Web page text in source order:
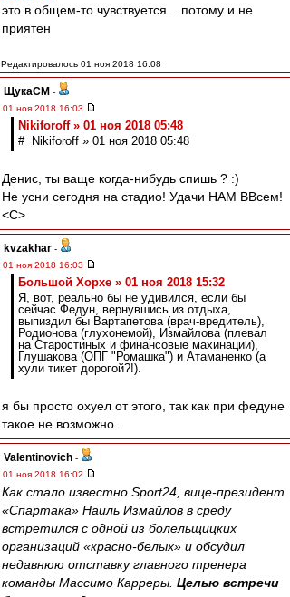
это в общем-то чувствуется... потому и не
приятен
Редактировалось 01 ноя 2018 16:08
ЩукаСМ -
01 ноя 2018 16:03
Nikiforoff » 01 ноя 2018 05:48
# Nikiforoff » 01 ноя 2018 05:48
Денис, ты ваще когда-нибудь спишь ? :)
Не усни сегодня на стадио! Удачи НАМ ВВсем!
<C>
kvzakhar -
01 ноя 2018 16:03
Большой Хорхе » 01 ноя 2018 15:32
Я, вот, реально бы не удивился, если бы
сейчас Федун, вернувшись из отдыха,
выпиздил бы Вартапетова (врач-вредитель),
Родионова (глухонемой), Измайлова (плевал
на Старостиных и финансовые махинации),
Глушакова (ОПГ "Ромашка") и Атаманенко (а
хули тикет дорогой?!).
я бы просто охуел от этого, так как при федуне
такое не возможно.
Valentinovich -
01 ноя 2018 16:02
Как стало известно Sport24, вице-президент
«Спартака» Наиль Измайлов в среду
встретился с одной из болельщицких
организаций «красно-белых» и обсудил
недавнюю отставку главного тренера
команды Массимо Карреры. Целью встречи